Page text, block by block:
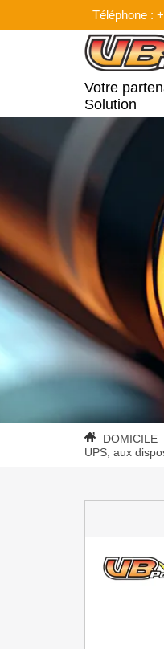
Téléphone :
Votre
Solution
DOMICILE
UPS, aux